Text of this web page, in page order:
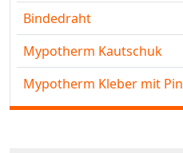
Bindedraht
Mypotherm Kautschuk
Mypotherm Kleber mit